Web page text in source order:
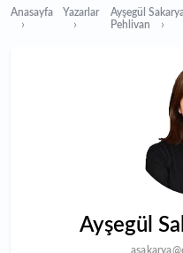
Anasayfa Yazarlar
Ayşegül
Pehlivan
Ayşegül